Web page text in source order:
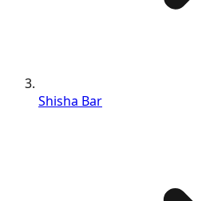
Shisha Bar